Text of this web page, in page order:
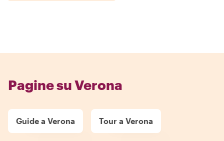
Pagine su Verona
Guide a Verona Tour a Verona